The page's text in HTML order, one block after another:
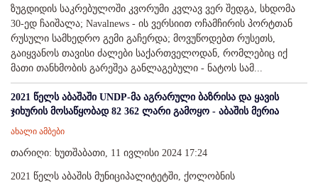
ზუგდიდის საკრებულოში კვორუმი კვლავ ვერ შედგა, სხდომა
30-ედ ჩაიშალა; Navalnews - ის ვერსიით ოჩამჩირის პორტთან
რუსული სამხედრო გემი გაჩერდა; მოვუწოდებთ რუსეთს,
გაიყვანოს თავისი ძალები საქართველოდან, რომლებიც იქ
მათი თანხმობის გარეშეა განლაგებული - ნატოს სამ...
2021 წელს აბაშაში UNDP-მა აგრარული ბაზრისა და ყავის
ჯიხურის მოსაწყობად 82 362 ლარი გამოყო - აბაშის მერია
ახალი ამბები
თარიღი: ხუთშაბათი, 11 ივლისი 2024 17:24
2021 წელს აბაშის მუნიციპალიტეტში, ქოლობნის